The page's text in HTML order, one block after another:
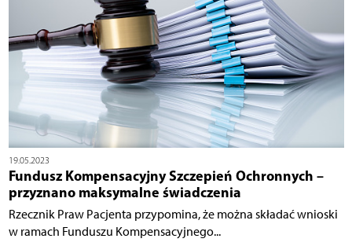
19.05.2023
Fundusz Kompensacyjny Szczepień Ochronnych –
przyznano maksymalne świadczenia
Rzecznik Praw Pacjenta przypomina, że można składać wnioski
w ramach Funduszu Kompensacyjnego...